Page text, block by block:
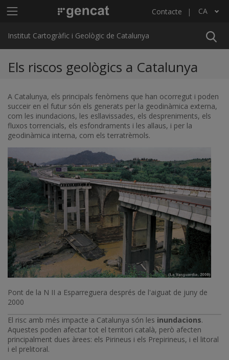
Menú principal ICGC Contacte CA
Llista les accions addicionals
Institut Cartogràfic i Geològic de Catalunya
Els riscos geològics a Catalunya
A Catalunya, els principals fenòmens que han ocorregut i poden
succeir en el futur són els generats per la geodinàmica externa,
com les inundacions, les esllavissades, els despreniments, els
fluxos torrencials, els esfondraments i les allaus, i per la
geodinàmica interna, com els terratrèmols.
Pont de la N II a Esparreguera després de l'aiguat de juny de
2000
El risc amb més impacte a Catalunya són les inundacions.
Aquestes poden afectar tot el territori català, però afecten
principalment dues àrees: els Pirineus i els Prepirineus, i el litoral
i el prelitoral.